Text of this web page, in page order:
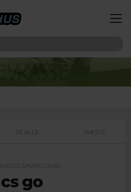
SE ALLE NÆSTE
cs go